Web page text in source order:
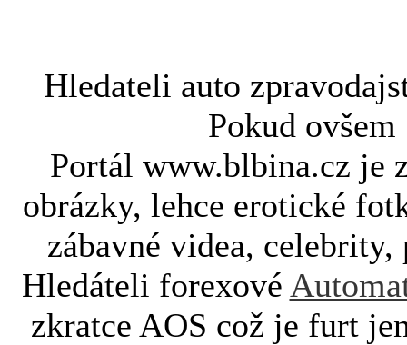
Hledateli auto
Pokud
Portál www.blbina.cz je
obrázky, lehce erotické
zábavné videa,
Hledáteli forexové
zkratce AOS což je furt